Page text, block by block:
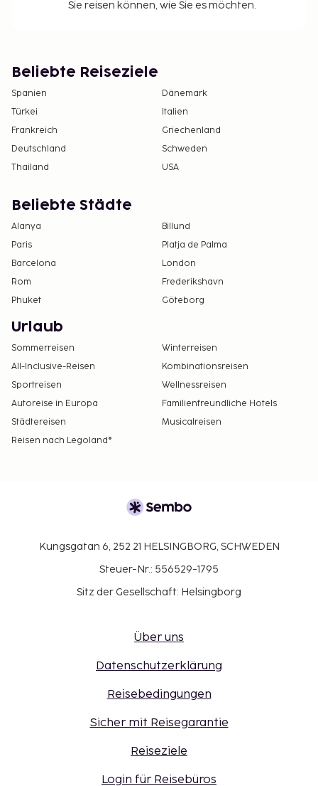
Sie reisen können, wie Sie es möchten.
Beliebte Reiseziele
Spanien
Dänemark
Türkei
Italien
Frankreich
Griechenland
Deutschland
Schweden
Thailand
USA
Beliebte Städte
Alanya
Billund
Paris
Platja de Palma
Barcelona
London
Rom
Frederikshavn
Phuket
Göteborg
Urlaub
Sommerreisen
Winterreisen
All-Inclusive-Reisen
Kombinationsreisen
Sportreisen
Wellnessreisen
Autoreise in Europa
Familienfreundliche Hotels
Städtereisen
Musicalreisen
Reisen nach Legoland®
Kungsgatan 6, 252 21 HELSINGBORG, SCHWEDEN
Steuer-Nr.: 556529-1795
Sitz der Gesellschaft: Helsingborg
Über uns
Datenschutzerklärung
Reisebedingungen
Sicher mit Reisegarantie
Reiseziele
Login für Reisebüros